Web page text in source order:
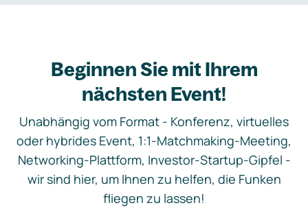
Beginnen Sie mit Ihrem
nächsten Event!
Unabhängig vom Format - Konferenz, virtuelles
oder hybrides Event, 1:1-Matchmaking-Meeting,
Networking-Plattform, Investor-Startup-Gipfel -
wir sind hier, um Ihnen zu helfen, die Funken
fliegen zu lassen!